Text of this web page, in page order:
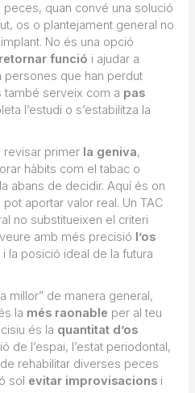
quan convé una solució
os o plantejament general no
No és una opció
retornar funció i ajudar a
persones que han perdut
serveix com a pas
l’estudi o s’estabilitza la
revisar primer la geniva,
hàbits com el tabac o
abans de decidir. Aquí és on
pot aportar valor real. Un TAC
no substitueixen el criteri
amb més precisió l’os
i la posició ideal de la futura
millor” de manera general,
la més raonable per al teu
és la quantitat d’os
de l’espai, l’estat periodontal,
rehabilitar diverses peces
sol evitar improvisacions i